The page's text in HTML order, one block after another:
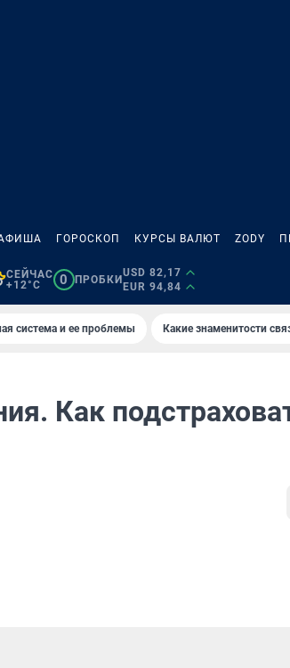
ГОРОСКОП КУРСЫ ВАЛЮТ ZODY
СЕЙЧАС
+12°C
0 ПРОБКИ
USD 82,17
EUR 94,84
система и ее проблемы Какие знаменитости
Как